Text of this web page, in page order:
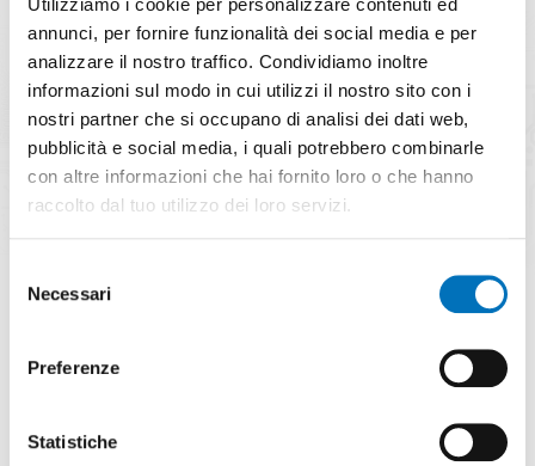
annunci, per fornire funzionalità dei social media e per
analizzare il nostro traffico. Condividiamo inoltre
informazioni sul modo in cui utilizzi il nostro sito con i
nostri partner che si occupano di analisi dei dati web,
pubblicità e social media, i quali potrebbero combinarle
con altre informazioni che hai fornito loro o che hanno
raccolto dal tuo utilizzo dei loro servizi.
delNecessari
Preferenze
Statistiche
CARATTERISTICHE
Alimentazione 230 Vac ± 10% 50/60
Alimentazione 115 Vac ± 10% 50/60
Hz
Resistivi
conducibilità